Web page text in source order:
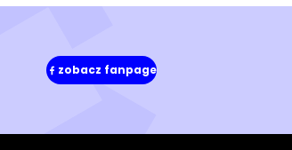
zobacz fanpage
(w
oknie)